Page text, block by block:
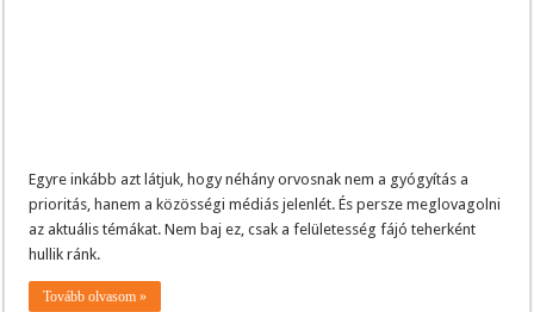
Egyre inkább azt látjuk, hogy néhány orvosnak nem a gyógyítás a
prioritás, hanem a közösségi médiás jelenlét. És persze meglovagolni
az aktuális témákat. Nem baj ez, csak a felületesség fájó teherként
hullik ránk.
Tovább olvasom »